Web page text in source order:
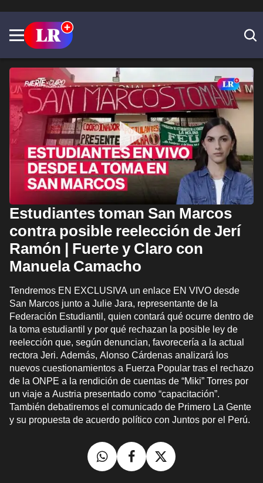
Estudiantes toman San Marcos
contra posible reelección de Jerí
Ramón | Fuerte y Claro con
Manuela Camacho
Tendremos EN EXCLUSIVA un enlace EN VIVO desde
San Marcos junto a Julie Jara, representante de la
Federación Estudiantil, quien contará qué ocurre dentro de
la toma estudiantil y por qué rechazan la posible ley de
reelección que, según denuncian, favorecería a la actual
rectora Jeri. Además, Alonso Cárdenas analizará los
nuevos cuestionamientos a Fuerza Popular tras el rechazo
de la ONPE a la rendición de cuentas de “Miki” Torres por
un viaje a Austria presentado como “capacitación”.
También debatiremos el comunicado de Primero La Gente
y su propuesta de acuerdo político con Juntos por el Perú.